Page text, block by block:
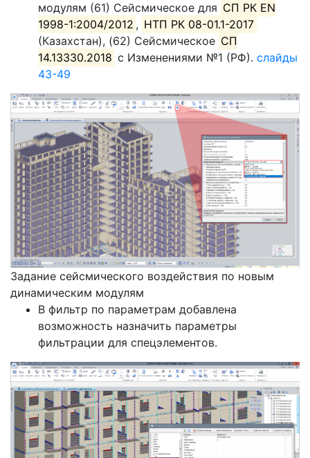
модулям (61) Сейсмическое для СП РК EN
1998-1:2004/2012 , НТП РК 08-01.1-2017
(Казахстан), (62) Сейсмическое СП
14.13330.2018 с Изменениями №1 (РФ).слайды
43-49
Задание сейсмического воздействия по новым
динамическим модулям
В фильтр по параметрам добавлена
возможность назначить параметры
фильтрации для спецэлементов.